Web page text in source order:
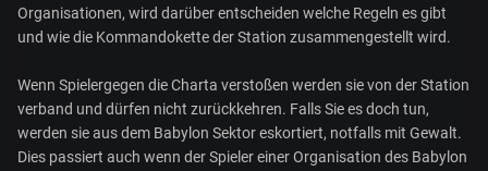
Organisationen, wird darüber entscheiden welche Regeln es gibt
und wie die Kommandokette der Station zusammengestellt wird.
Wenn Spielergegen die Charta verstoßen werden sie von der Station
verband und dürfen nicht zurückkehren. Falls Sie es doch tun,
werden sie aus dem Babylon Sektor eskortiert, notfalls mit Gewalt.
Dies passiert auch wenn der Spieler einer Organisation des Babylon